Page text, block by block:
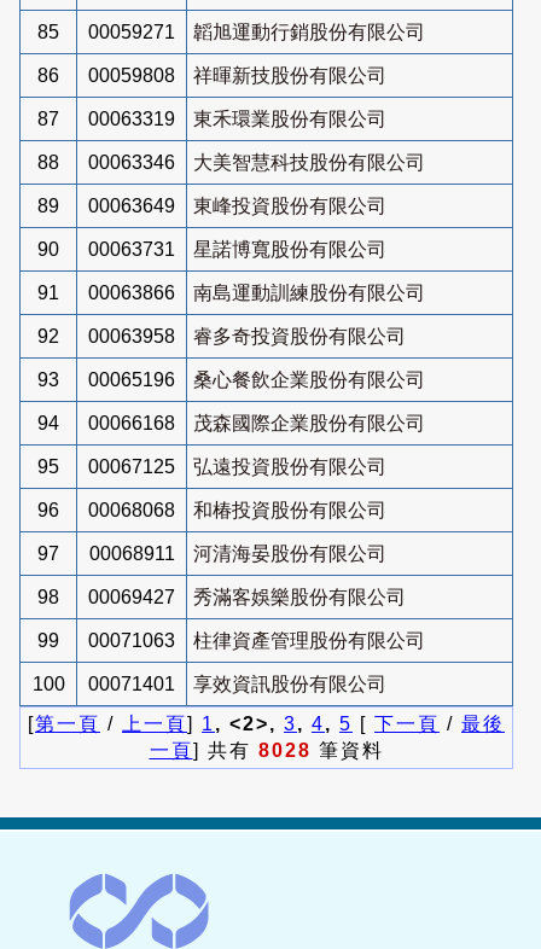
85 00059271 韜旭運動行銷股份有限公司
86 00059808 祥暉新技股份有限公司
87 00063319 東禾環業股份有限公司
88 00063346 大美智慧科技股份有限公司
89 00063649 東峰投資股份有限公司
90 00063731 星諾博寬股份有限公司
91 00063866 南島運動訓練股份有限公司
92 00063958 睿多奇投資股份有限公司
93 00065196 桑心餐飲企業股份有限公司
94 00066168 茂森國際企業股份有限公司
95 00067125 弘遠投資股份有限公司
96 00068068 和椿投資股份有限公司
97 00068911 河清海晏股份有限公司
98 00069427 秀滿客娛樂股份有限公司
99 00071063 柱律資產管理股份有限公司
100 00071401
享效資訊股份有限公司
[第一頁 / 上一頁] 1 , <2>, 3, 4, 5 [ 下一頁 / 最後
一頁] 共有 8028 筆資料